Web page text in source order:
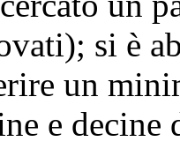
si è
un
e